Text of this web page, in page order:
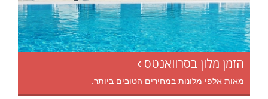
הזמן מלון בסרוואנטס
מאות אלפי מלונות במחירים הטובים ביותר.